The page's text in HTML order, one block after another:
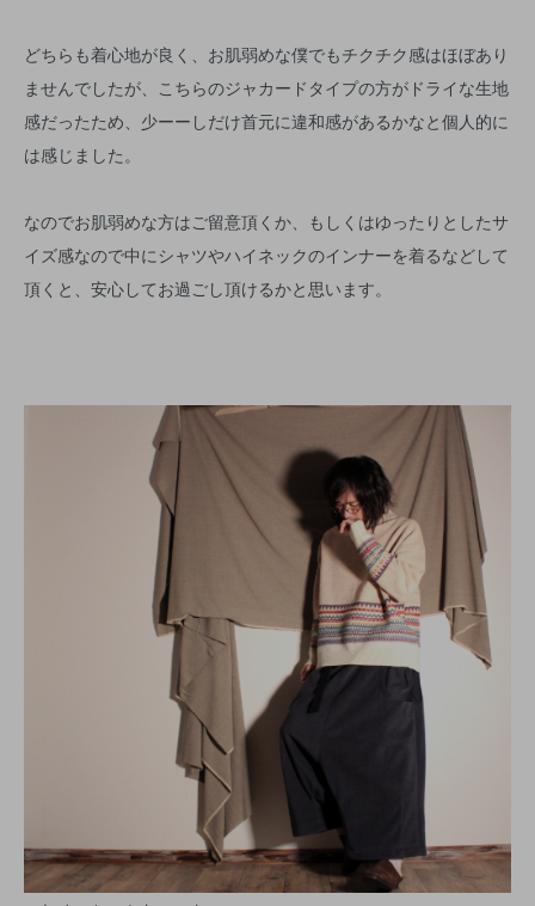
どちらも着心地が良く、お肌弱めな僕でもチクチク感はほぼあり
ませんでしたが、こちらのジャカードタイプの方がドライな生地
感だったため、少ーーしだけ首元に違和感があるかなと個人的に
は感じました。
なのでお肌弱めな方はご留意頂くか、もしくはゆったりとしたサ
イズ感なので中にシャツやハイネックのインナーを着るなどして
頂くと、安心してお過ごし頂けるかと思います。